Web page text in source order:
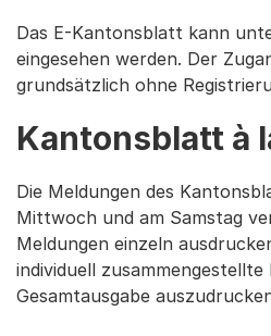
Das E-Kantonsblatt kann
eingesehen werden. Der
grundsätzlich ohne
Kantonsblatt à
Die Meldungen des
Mittwoch und am Samstag
Meldungen einzeln
individuell zusammengestellte
Gesamtausgabe